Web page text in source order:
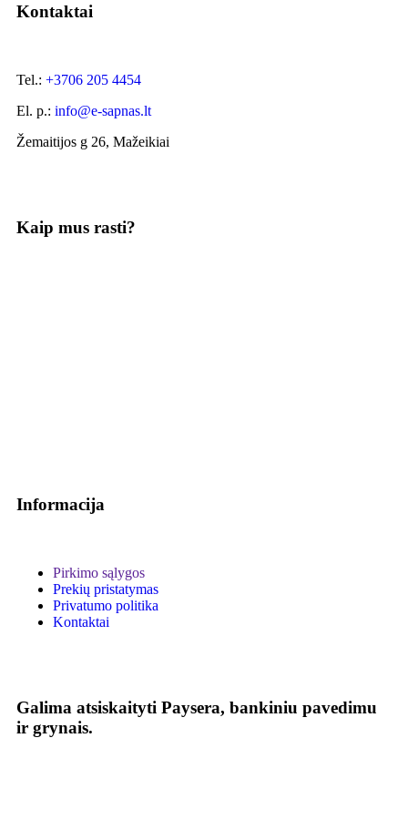
Kontaktai
Tel.: +3706 205 4454
El. p.: info@e-sapnas.lt
Žemaitijos g 26, Mažeikiai
Kaip mus rasti?
Informacija
Pirkimo sąlygos
Prekių pristatymas
Privatumo politika
Kontaktai
Galima atsiskaityti Paysera, bankiniu pavedimu
ir grynais.